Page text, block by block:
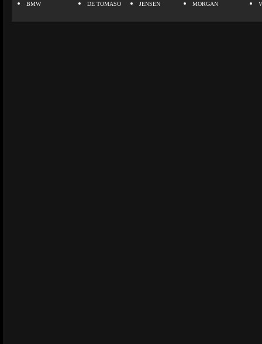
BMW
DE TOMASO
JENSEN
MORGAN